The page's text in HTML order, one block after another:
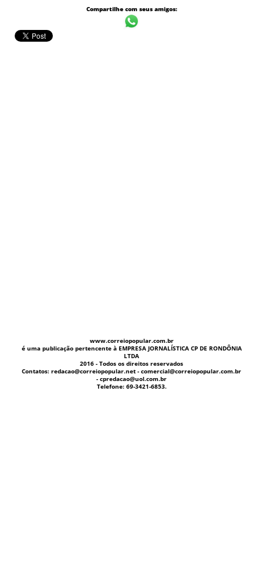
Compartilhe com seus amigos:
www.correiopopular.com.br
é uma publicação pertencente à EMPRESA JORNALÍSTICA CP DE RONDÔNIA
LTDA
2016 - Todos os direitos reservados
Contatos: redacao@correiopopular.net - comercial@correiopopular.com.br
- cpredacao@uol.com.br
Telefone: 69-3421-6853.